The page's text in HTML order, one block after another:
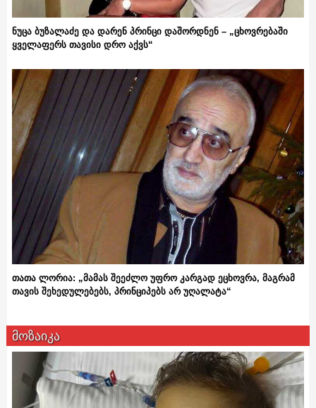
ნუცა ბუზალაძე და დარენ პრინცი დაშორდნენ – „ცხოვრებაში
ყველაფერს თავისი დრო აქვს“
თათა ლორია: „მამას შეეძლო უფრო კარგად ეცხოვრა, მაგრამ
თავის შეხედულებებს, პრინციპებს არ უღალატა“
მოზაიკა